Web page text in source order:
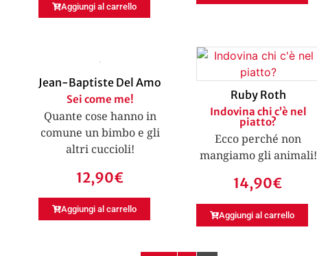
Aggiungi al carrello
Jean-Baptiste Del Amo
Sei come me!
Quante cose hanno in
comune un bimbo e gli
altri cuccioli!
12,90€
Aggiungi al carrello
Ruby Roth
Indovina chi c’è nel
piatto?
Ecco perché non
mangiamo gli animali!
14,90€
Aggiungi al carrello